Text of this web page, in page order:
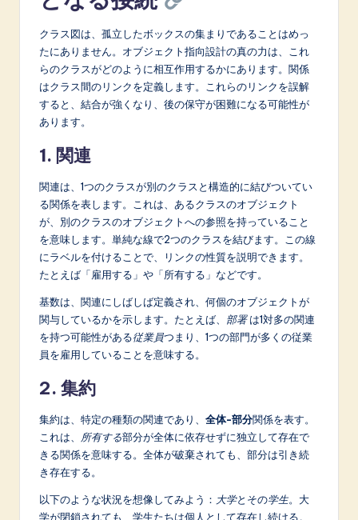
クラス図は、孤立したボックスの集まりであることはめっ
たにありません。オブジェクト指向設計の真の力は、これ
らのクラスがどのように相互作用するかにあります。関係
はクラス間のリンクを定義します。これらのリンクを誤解
すると、結合が強くなり、後の保守が困難になる可能性が
あります。
1. 関連
関連は、1つのクラスが別のクラスと構造的に結びついてい
る関係を表します。これは、あるクラスのオブジェクト
が、別のクラスのオブジェクトへの参照を持っていること
を意味します。単純な線で2つのクラスを結びます。この線
にラベルを付けることで、リンクの性質を説明できます。
たとえば「雇用する」や「所有する」などです。
基数は、関連にしばしば定義され、何個のオブジェクトが
関与しているかを示します。たとえば、 部署は1対多の関連
を持つ可能性がある従業員つまり、1つの部門が多くの従業
員を雇用していることを意味する。
2. 集約
集約は、特定の種類の関連であり、 全体-部分関係を表す。
これは、 所有する部分が全体に依存せずに独立して存在で
きる関係を意味する。全体が破棄されても、部分は引き続
き存在する。
以下のような状況を想像してみよう： 大学とその学生。大
学が閉鎖されても、学生たちは個人として存在し続ける。